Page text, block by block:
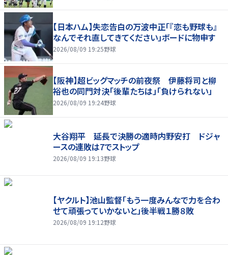
【日本ハム】失恋告白の万波中正「『恋も野球も』
なんでそれ直してきてください」ボードに物申す
2026/08/09 19:25野球
【阪神】超ビッグマッチの前夜祭 伊藤将司と柳
裕也の同門対決「後輩たちは」「負けられない」
2026/08/09 19:24野球
大谷翔平 延長で決勝の適時内野安打 ドジャ
ースの連敗は7でストップ
2026/08/09 19:13野球
【ヤクルト】池山監督「もう一度みんなで力を合わ
せて頑張っていかないと」後半戦１勝８敗
2026/08/09 19:12野球